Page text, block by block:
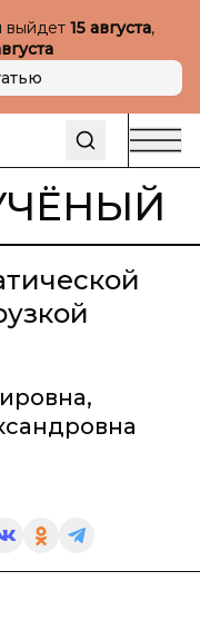
выйдет 15 августа,
,